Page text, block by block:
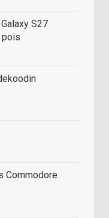
S27
pois
Commodore